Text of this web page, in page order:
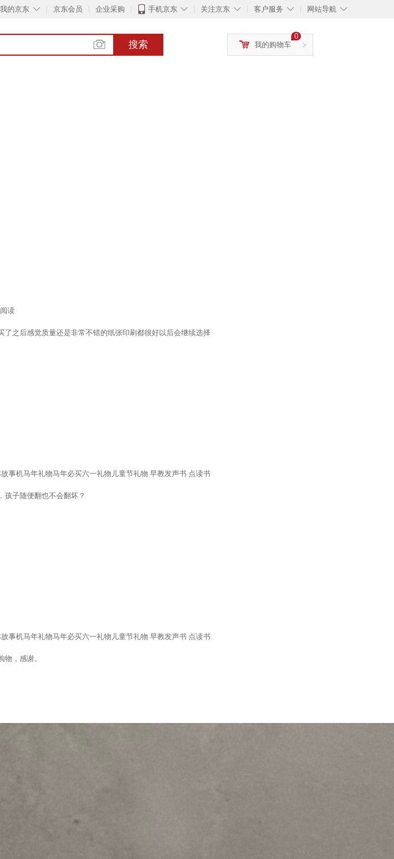
◇
我的京东 京东会员 企业采购 ◇
手机京东 ◇
关注京东 ◇
客户服务 ◇
网站导航
搜索 >
0
我的购物车
读
之后感觉质量还是非常不错的纸张印刷都很好以后会继续选择
事机马年礼物马年必买六一礼物儿童节礼物 早教发声书 点读书
孩子随便翻也不会翻坏？
事机马年礼物马年必买六一礼物儿童节礼物 早教发声书 点读书
，感谢。